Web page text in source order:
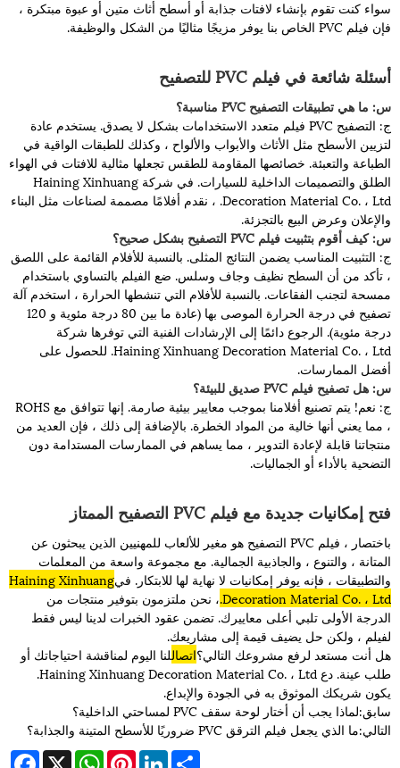
سواء كنت تقوم بإنشاء لافتات جذابة أو أسطح أثاث متين أو عبوة مبتكرة ،
فإن فيلم PVC الخاص بنا يوفر مزيجًا مثاليًا من الشكل والوظيفة.
أسئلة شائعة في فيلم PVC للتصفيح
س: ما هي تطبيقات التصفيح PVC مناسبة؟
ج: التصفيح PVC فيلم متعدد الاستخدامات بشكل لا يصدق. يستخدم عادة
لتزيين الأسطح مثل الأثاث والأبواب والألواح ، وكذلك للطبقات الواقية في
الطباعة والتعبئة. خصائصها المقاومة للطقس تجعلها مثالية للافتات في الهواء
الطلق والتصميمات الداخلية للسيارات. في شركة Haining Xinhuang
Decoration Material Co. ، Ltd. ، نقدم أفلامًا مصممة لصناعات مثل البناء
والإعلان وعرض البيع بالتجزئة.
س: كيف أقوم بتثبيت فيلم PVC التصفيح بشكل صحيح؟
ج: التثبيت المناسب يضمن النتائج المثلى. بالنسبة للأفلام القائمة على اللصق
، تأكد من أن السطح نظيف وجاف وسلس. ضع الفيلم بالتساوي باستخدام
ممسحة لتجنب الفقاعات. بالنسبة للأفلام التي تنشطها الحرارة ، استخدم آلة
تصفيح في درجة الحرارة الموصى بها (عادة ما بين 80 درجة مئوية و 120
درجة مئوية). الرجوع دائمًا إلى الإرشادات الفنية التي توفرها شركة
Haining Xinhuang Decoration Material Co. ، Ltd. للحصول على
أفضل الممارسات.
س: هل تصفيح فيلم PVC صديق للبيئة؟
ج: نعم! يتم تصنيع أفلامنا بموجب معايير بيئية صارمة. إنها تتوافق مع ROHS
، مما يعني أنها خالية من المواد الخطرة. بالإضافة إلى ذلك ، فإن العديد من
منتجاتنا قابلة لإعادة التدوير ، مما يساهم في الممارسات المستدامة دون
التضحية بالأداء أو الجماليات.
فتح إمكانيات جديدة مع فيلم PVC التصفيح الممتاز
باختصار ، فيلم PVC التصفيح هو مغير للألعاب للمهنيين الذين يبحثون عن
المتانة ، والتنوع ، والجاذبية الجمالية. مع مجموعة واسعة من المعلمات
والتطبيقات ، فإنه يوفر إمكانيات لا نهاية لها للابتكار. فيHaining Xinhuang
Decoration Material Co. ، Ltd.، نحن ملتزمون بتوفير منتجات من
الدرجة الأولى تلبي أعلى معاييرك. تضمن عقود الخبرات لدينا ليس فقط
لفيلم ، ولكن حل يضيف قيمة إلى مشاريعك.
هل أنت مستعد لرفع مشروعك التالي؟اتصاللنا اليوم لمناقشة احتياجاتك أو
طلب عينة. دع Haining Xinhuang Decoration Material Co. ، Ltd.
يكون شريكك الموثوق به في الجودة والإبداع.
سابق:لماذا يجب أن أختار لوحة سقف PVC لمساحتي الداخلية؟
التالي:ما الذي يجعل فيلم الترقق PVC ضروريًا للأسطح المتينة والجذابة؟
X
WhatsAppPinterestLinkedInShare